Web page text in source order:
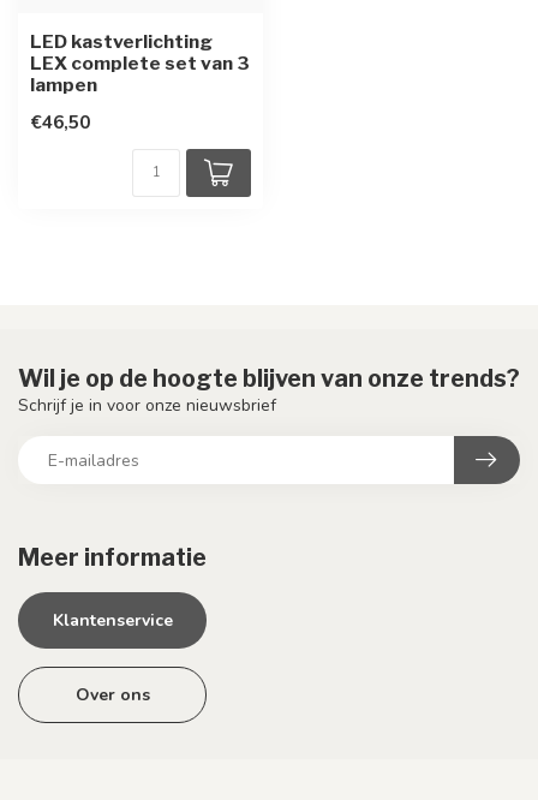
LED kastverlichting
LEX complete set van 3
lampen
€46,50
Meer informatie
Klantenservice
Over ons
Wil je op de hoogte blijven van onze trends?
Schrijf je in voor onze nieuwsbrief